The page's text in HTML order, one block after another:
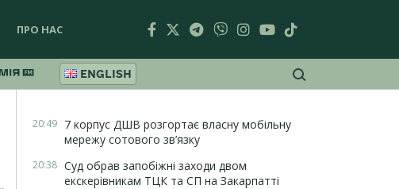
ПРО НАС
ENGLISH
20:49 7 корпус ДШВ розгортає власну мобільну
мережу сотового зв’язку
20:38 Суд обрав запобіжні заходи двом
екскерівникам ТЦК та СП на Закарпатті